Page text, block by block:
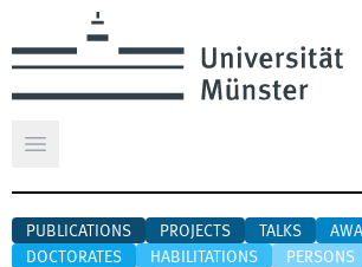
Open main menu
PUBLICATIONS PROJECTS TALKS
DOCTORATES
HABILITATIONS
PERSONS